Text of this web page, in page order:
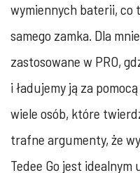
wymiennych baterii, co
samego zamka. Dla
zastosowane w PRO,
i ładujemy ją za
wiele osób, które
trafne argumenty, że
Tedee Go jest